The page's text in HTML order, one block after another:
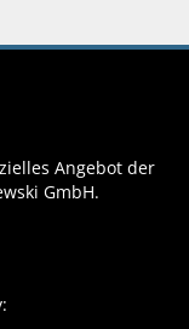
Angebot der
GmbH.